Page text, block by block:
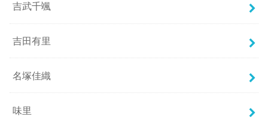
吉武千颯
吉田有里
名塚佳織
味里